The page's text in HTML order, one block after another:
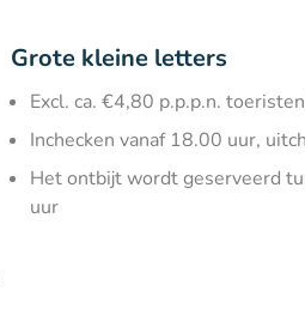
Grote kleine letters
Excl. ca. €4,80 p.p.p.n.
Inchecken vanaf 18.00 uur,
Het ontbijt wordt geserveerd
uur